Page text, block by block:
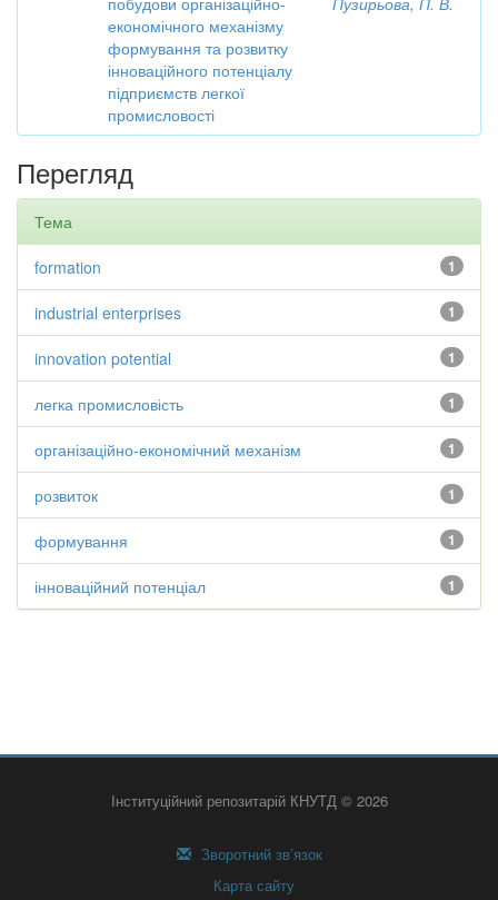
економічного механізму
формування та розвитку
інноваційного потенціалу
підприємств легкої
промисловості
Перегляд
Тема
1
formation
1
industrial enterprises
1
innovation potential
1
легка промисловість
1
організаційно-економічний механізм
1
розвиток
1
формування
1
інноваційний потенціал
Інституційний репозитарій КНУТД © 2026
Зворотний зв’язок
Карта сайту